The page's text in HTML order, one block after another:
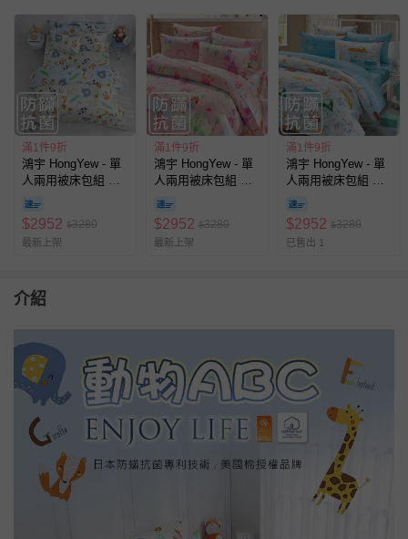
滿1件9折
鴻宇 HongYew - 單
人兩用被床包組 防
蹣抗菌100%美國棉-
動物ABC-米
$2952 $3280
最新上架
滿1件9折
鴻宇 HongYew - 單
人兩用被床包組 防
蹣抗菌100%美國棉-
莉雅公主
$2952 $3280
最新上架
滿1件9折
鴻宇 HongYew - 單
人兩用被床包組 防
蹣抗菌100%美國棉-
時光旅程-藍
$2952 $3280
已售出 1
介紹